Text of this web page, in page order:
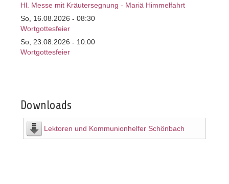
Hl. Messe mit Kräutersegnung - Mariä Himmelfahrt
So, 16.08.2026 - 08:30
Wortgottesfeier
So, 23.08.2026 - 10:00
Wortgottesfeier
Downloads
Lektoren und Kommunionhelfer Schönbach